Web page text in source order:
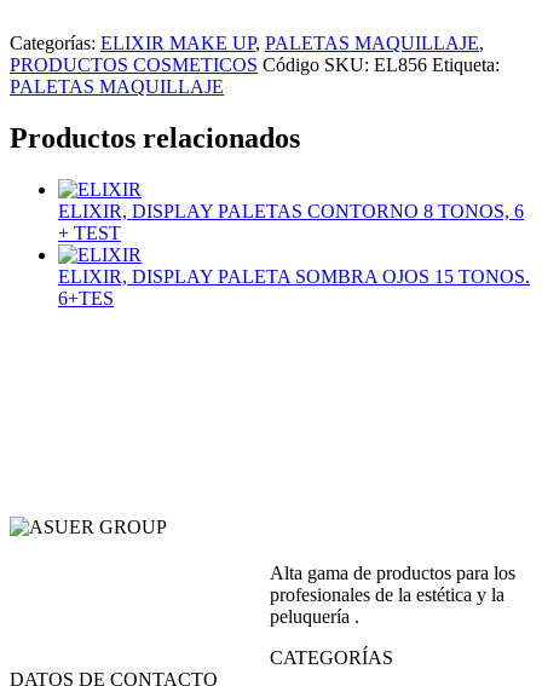
Categorías: ELIXIR MAKE UP, PALETAS MAQUILLAJE,
PRODUCTOS COSMETICOS Código SKU: EL856 Etiqueta:
PALETAS MAQUILLAJE
Productos relacionados
ELIXIR, DISPLAY PALETAS CONTORNO 8 TONOS, 6
+ TEST
ELIXIR, DISPLAY PALETA SOMBRA OJOS 15 TONOS.
6+TES
Alta gama de productos para los
profesionales de la estética y la
peluquería .
CATEGORÍAS
DATOS DE CONTACTO